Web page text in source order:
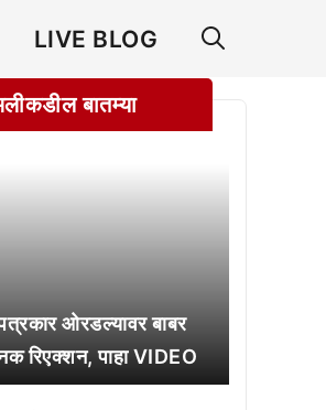
LIVE BLOG
बातम्या
ओरडल्यावर बाबर
रिएक्शन, पाहा VIDEO